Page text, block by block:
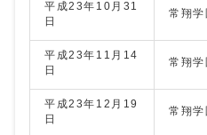
平成23年10月31
日
常翔学
平成23年11月14
日
常翔
平成23年12月19
日
常翔